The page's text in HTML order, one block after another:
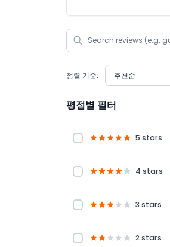
정렬 기준:
평점별 필터
5 stars
4 stars
3 stars
2 stars